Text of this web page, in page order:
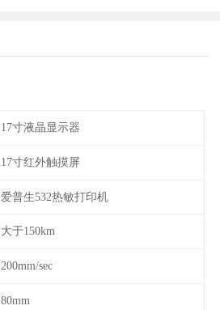
17寸液晶显示器
17寸红外触摸屏
爱普生532热敏打印机
大于150km
200mm/sec
80mm